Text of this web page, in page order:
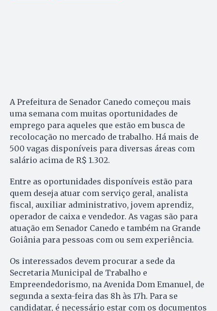
A Prefeitura de Senador Canedo começou mais
uma semana com muitas oportunidades de
emprego para aqueles que estão em busca de
recolocação no mercado de trabalho. Há mais de
500 vagas disponíveis para diversas áreas com
salário acima de R$ 1.302.
Entre as oportunidades disponíveis estão para
quem deseja atuar com serviço geral, analista
fiscal, auxiliar administrativo, jovem aprendiz,
operador de caixa e vendedor. As vagas são para
atuação em Senador Canedo e também na Grande
Goiânia para pessoas com ou sem experiência.
Os interessados devem procurar a sede da
Secretaria Municipal de Trabalho e
Empreendedorismo, na Avenida Dom Emanuel, de
segunda a sexta-feira das 8h às 17h. Para se
candidatar, é necessário estar com os documentos